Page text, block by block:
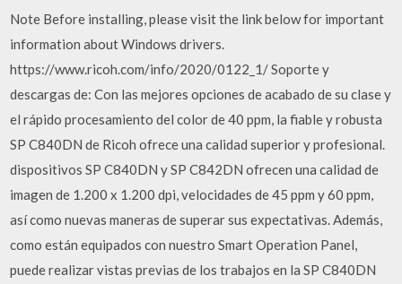
Note Before installing, please visit the link below for important
information about Windows drivers.
https://www.ricoh.com/info/2020/0122_1/ Soporte y
descargas de: Con las mejores opciones de acabado de su clase y
el rápido procesamiento del color de 40 ppm, la fiable y robusta
SP C840DN de Ricoh ofrece una calidad superior y profesional.
dispositivos SP C840DN y SP C842DN ofrecen una calidad de
imagen de 1.200 x 1.200 dpi, velocidades de 45 ppm y 60 ppm,
así como nuevas maneras de superar sus expectativas. Además,
como están equipados con nuestro Smart Operation Panel,
puede realizar vistas previas de los trabajos en la SP C840DN